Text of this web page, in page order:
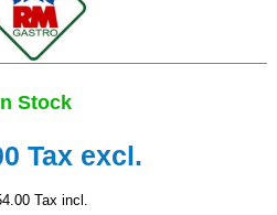
Stock
Tax excl.
Tax incl.